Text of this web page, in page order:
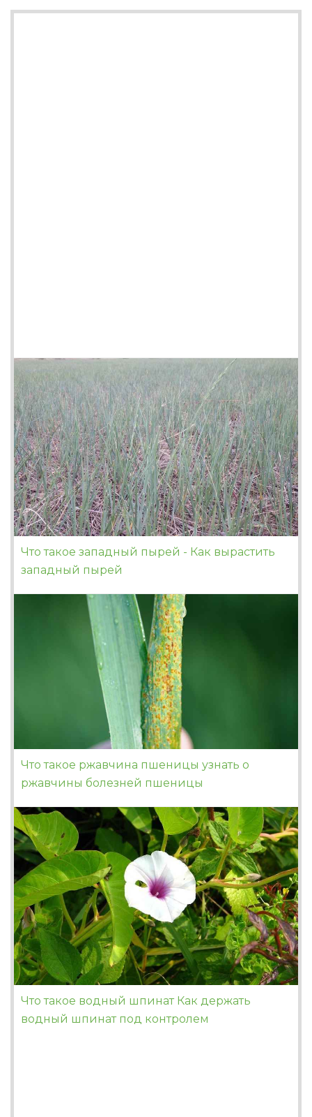
Что такое западный пырей - Как вырастить
западный пырей
Что такое ржавчина пшеницы узнать о
ржавчины болезней пшеницы
Что такое водный шпинат Как держать
водный шпинат под контролем